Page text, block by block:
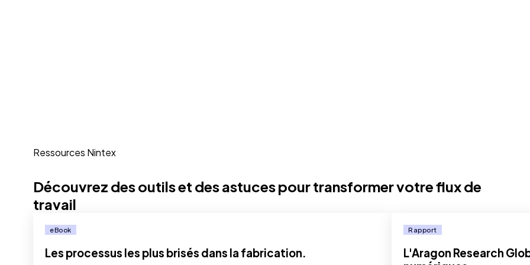
Ressources Nintex
Découvrez des outils et des astuces pour transformer votre flux de
travail
eBook
Les processus les plus brisés dans la fabrication.
Rapport
L'Aragon Research